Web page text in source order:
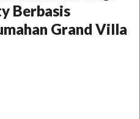
Berbasis
Grand Villa